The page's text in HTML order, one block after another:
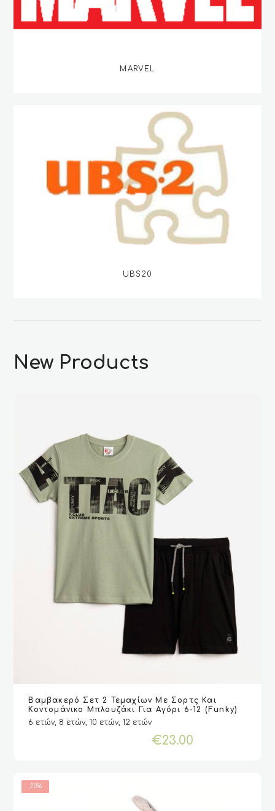
MARVEL
UBS20
New Products
VIEW
VIEW ΕΠΙΛΟΓΉ
ΕΠΙΛΟΓΉ
προϊόν
έχει
μπορούν
Βαμβακερό Σετ 2 Τεμαχίων Με Σορτς Και
Κοντομάνικο Μπλουζάκι Για Αγόρι 6-12 (Funky)
6 ετών, 8 ετών, 10 ετών, 12 ετών
€23.00
20%